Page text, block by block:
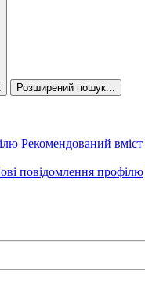
Розширений пошук...
Рекомендований вміст
повідомлення профілю